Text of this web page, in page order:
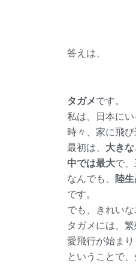
答えは、
タガメです。
私は、日本に
時々、家に飛
最初は、 大き
中では最大で
なんでも、
陸
です。
でも、きれい
タガメには、
愛飛行が始まり
ということで